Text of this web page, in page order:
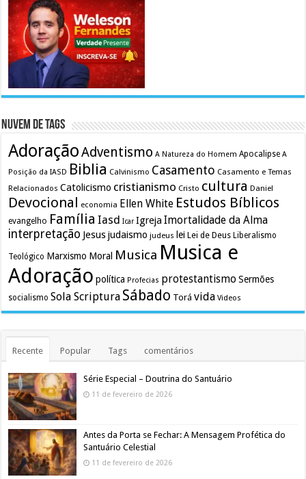
Nuvem de Tags
AdoraçãoAdventismo A Natureza do Homem Apocalipse A
Posição da IASD
Biblia Calvinismo Casamento Casamento e Temas
Relacionados Catolicismo cristianismo Cristo cultura Daniel
Devocional economia Ellen White Estudos Bíblicos
evangelho Família Iasd Icar Igreja Imortalidade da Alma
interpretação Jesusjudaismo judeus lei Lei de Deus Liberalismo
Teológico Marxismo Moral Musica Musica e
Adoração política Profecias protestantismo Sermões
socialismo Sola Scriptura Sábado Torá vida Videos
Recente Popular Tags comentários
Série Especial – Doutrina do Santuário
11 de fevereiro de 2026
Antes da Porta se Fechar: A Mensagem Profética do
Santuário Celestial
11 de fevereiro de 2026